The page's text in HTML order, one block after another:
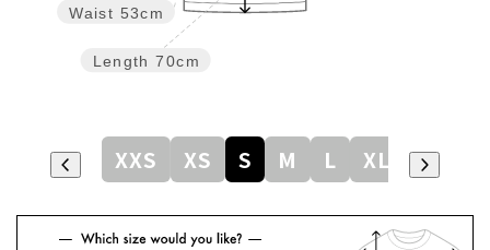
Length 70cm
Waist 53cm
XXS XS S M L XL